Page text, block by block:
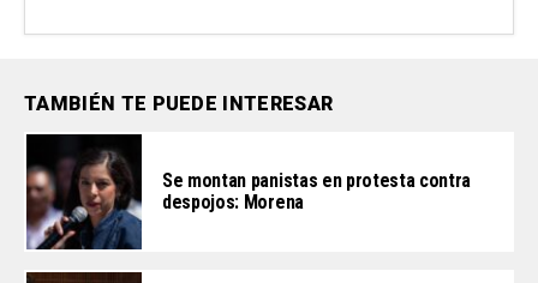
TAMBIÉN TE PUEDE INTERESAR
Se montan panistas en protesta contra
despojos: Morena